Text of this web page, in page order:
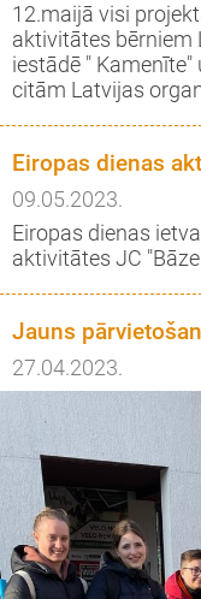
12.maijā visi
aktivitātes bērniem
iestādē "
citām Latvijas
Eiropas dienas
09.05.2023.
Eiropas dienas
aktivitātes JC
Jauns
27.04.2023.